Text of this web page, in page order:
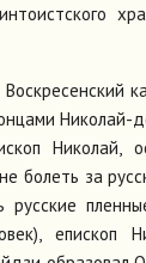
Николай-
Николай,
болеть за
русские
епископ